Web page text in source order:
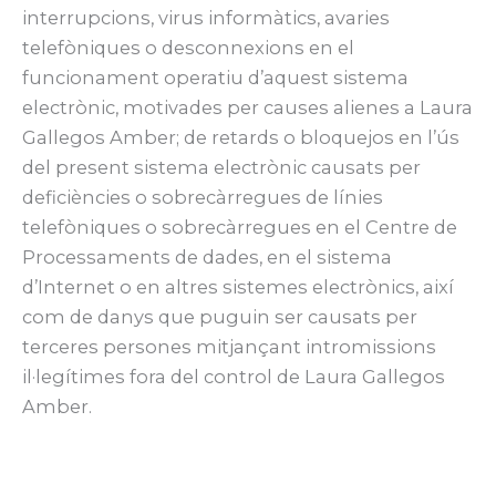
interrupcions, virus informàtics, avaries
telefòniques o desconnexions en el
funcionament operatiu d’aquest sistema
electrònic, motivades per causes alienes a Laura
Gallegos Amber; de retards o bloquejos en l’ús
del present sistema electrònic causats per
deficiències o sobrecàrregues de línies
telefòniques o sobrecàrregues en el Centre de
Processaments de dades, en el sistema
d’Internet o en altres sistemes electrònics, així
com de danys que puguin ser causats per
terceres persones mitjançant intromissions
il·legítimes fora del control de Laura Gallegos
Amber.